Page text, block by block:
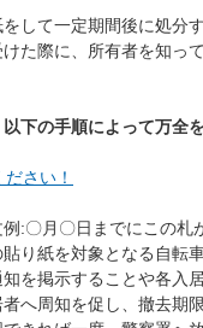
して一定期間後に処分
た際に、所有者を知っ
下の手順によって万全
さい！
:〇月〇日までにこの札
り紙を対象となる自転
を掲示することや各入
へ周知を促し、撤去期